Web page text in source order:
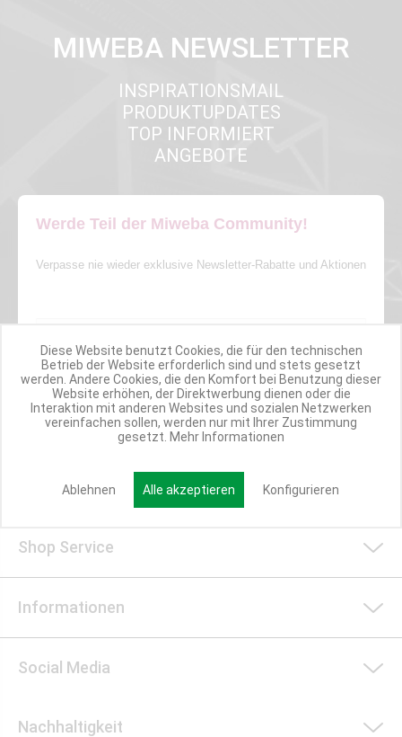
MIWEBA NEWSLETTER
INSPIRATIONSMAIL
PRODUKTUPDATES
TOP INFORMIERT
ANGEBOTE
Werde Teil der Miweba Community!
Verpasse nie wieder exklusive Newsletter-Rabatte und Aktionen
Anmelden
Kundenservice/Widerruf
Shop Service
Informationen
Social Media
Nachhaltigkeit
Diese Website benutzt Cookies, die für den technischen
Betrieb der Website erforderlich sind und stets gesetzt
werden. Andere Cookies, die den Komfort bei Benutzung dieser
Website erhöhen, der Direktwerbung dienen oder die
Interaktion mit anderen Websites und sozialen Netzwerken
vereinfachen sollen, werden nur mit Ihrer Zustimmung
gesetzt. Mehr Informationen
Ablehnen Alle akzeptieren Konfigurieren